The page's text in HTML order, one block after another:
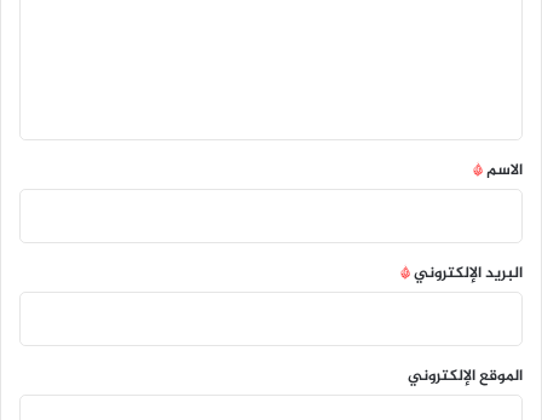
*
الاسم*
البريد الإلكتروني*
الموقع الإلكتروني